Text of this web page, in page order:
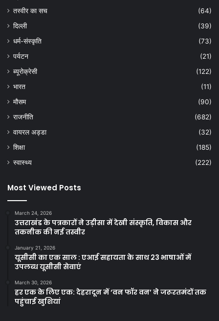
तस्वीर का सच
(64)
दिल्ली
(39)
धर्म-संस्कृति
(73)
पर्यटन
(21)
ब्यूरोक्रेसी
(122)
भारत
(11)
मौसम
(90)
राजनीति
(682)
वायरल अड्डा
(32)
शिक्षा
(185)
स्वास्थ्य
(222)
Most Viewed Posts
March 24, 2026
उत्तराखंड के पत्रकारों ने उड़ीसा में देखी संस्कृति, विकास और
तकनीक की नई तस्वीर
January 21, 2026
यूसीसी का एक साल : एआई सहायता के साथ 23 भाषाओं में
उपलब्ध यूसीसी सेवाएं
March 30, 2026
हर एक के लिए एक: देहरादून में ‘वन फॉर वन’ ने जरूरतमंदों तक
पहुंचाई खुशियां